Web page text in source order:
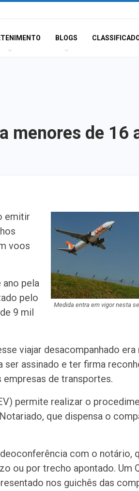
BLOGS
menores de 16
Medida entra em vigor nesta
emitir
voos
pela
pelo
9 mil
viajar desacompanhado
ser assinado e ter firma
de transportes.
permite realizar o
que dispensa o
com o notário,
ou por trecho apontado. Um
nos guichês das